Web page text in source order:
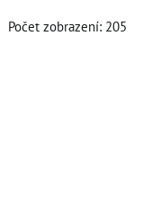
Počet zobrazení: 205